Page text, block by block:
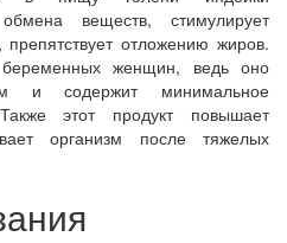
веществ, стимулирует
отложению жиров.
женщин, ведь оно
и содержит минимальное
этот продукт повышает
организм после тяжелых